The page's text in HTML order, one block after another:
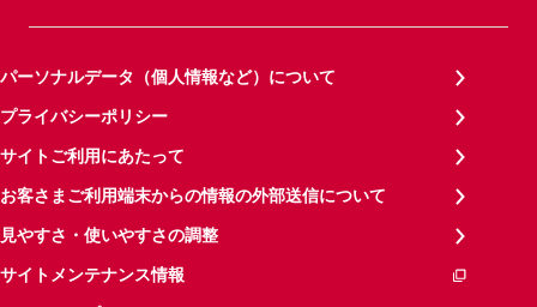
パーソナルデータ（個人情報など）について
プライバシーポリシー
サイトご利用にあたって
お客さまご利用端末からの情報の外部送信について
見やすさ・使いやすさの調整
サイトメンテナンス情報